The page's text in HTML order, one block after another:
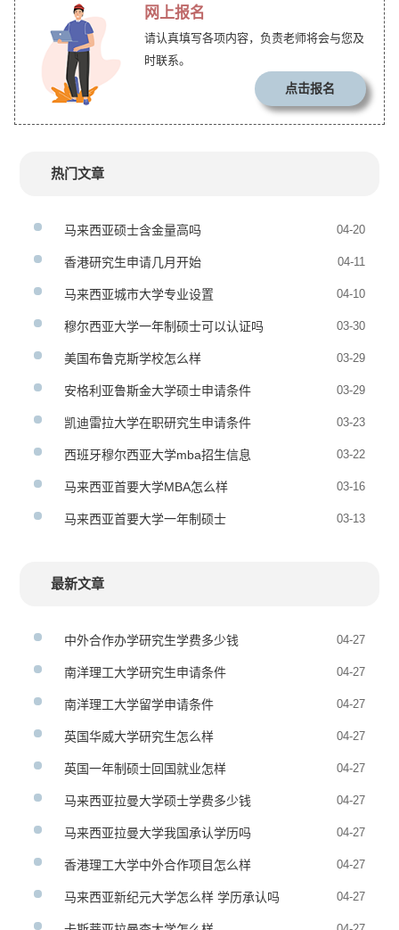
网上报名
请认真填写各项内容，负责老师将会与您及
时联系。
点击报名
热门文章
马来西亚硕士含金量高吗 04-20
香港研究生申请几月开始 04-11
马来西亚城市大学专业设置 04-10
穆尔西亚大学一年制硕士可以认证吗 03-30
美国布鲁克斯学校怎么样 03-29
安格利亚鲁斯金大学硕士申请条件 03-29
凯迪雷拉大学在职研究生申请条件 03-23
西班牙穆尔西亚大学mba招生信息 03-22
马来西亚首要大学MBA怎么样 03-16
马来西亚首要大学一年制硕士 03-13
最新文章
中外合作办学研究生学费多少钱 04-27
南洋理工大学研究生申请条件 04-27
南洋理工大学留学申请条件 04-27
英国华威大学研究生怎么样 04-27
英国一年制硕士回国就业怎样 04-27
马来西亚拉曼大学硕士学费多少钱 04-27
马来西亚拉曼大学我国承认学历吗 04-27
香港理工大学中外合作项目怎么样 04-27
马来西亚新纪元大学怎么样 学历承认吗 04-27